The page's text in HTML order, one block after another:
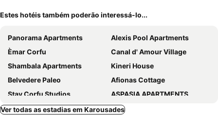
Estes hotéis também poderão interessá-lo...
Panorama Apartments
Alexis Pool Apartments
Èmar Corfu
Canal d' Amour Village
Shambala Apartments
Kineri House
Belvedere Paleo
Afionas Cottage
Stay Corfu Studios
ASPASIA APARTMENTS
Chrysanthi Apts
Sophie Studios
Ver todas as estadias em Karousades